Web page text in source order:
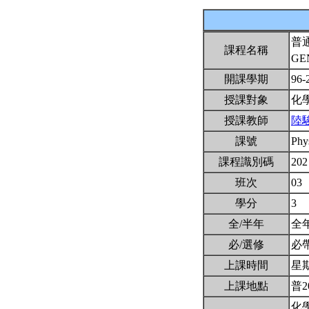
課程名稱
普
開課學期
授課對象
化
授課教師
陸
課號
課程識別碼
班次
03
學分
3
全/半年
全
必/選修
必
上課時間
星
上課地點
普
化